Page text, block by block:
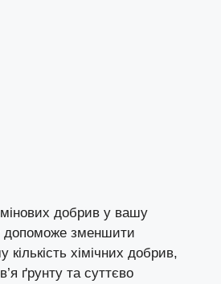
добрив у вашу
допоможе зменшити
хімічних добрив,
ґрунту та суттєво